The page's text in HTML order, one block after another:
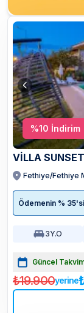
%10 İndirim
VİLLA
Fethiye/Fethiye
Ödemenin %
3Y.O
Güncel
₺19.900yerine